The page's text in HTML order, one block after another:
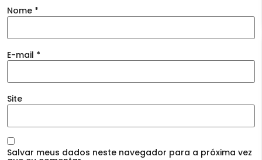
Nome *
E-mail *
Site
Salvar meus dados neste navegador para a próxima vez